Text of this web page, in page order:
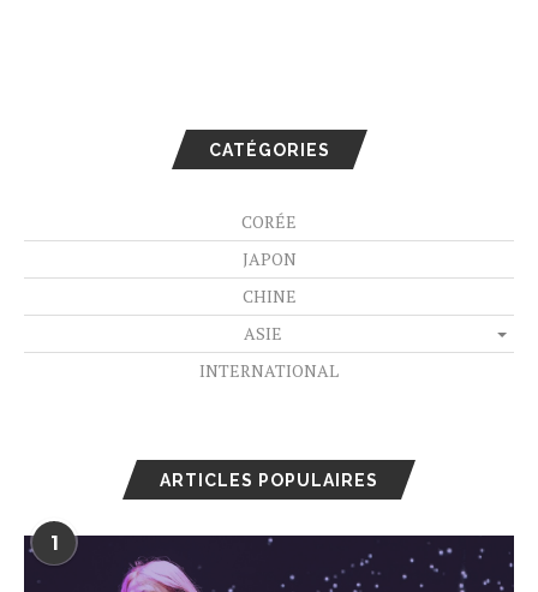
CATÉGORIES
CORÉE
JAPON
CHINE
ASIE
INTERNATIONAL
ARTICLES POPULAIRES
1